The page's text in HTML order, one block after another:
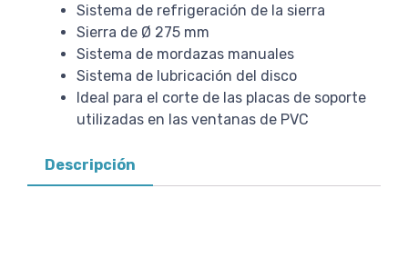
Sistema de refrigeración de la sierra
Sierra de Ø 275 mm
Sistema de mordazas manuales
Sistema de lubricación del disco
Ideal para el corte de las placas de soporte
utilizadas en las ventanas de PVC
Descripción